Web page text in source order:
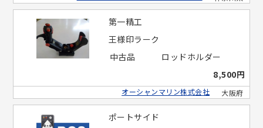
第一精工
王様印ラーク
中古品
ロッドホルダー
8,500円
大阪府
オーシャンマリン株式会社
ポートサイド